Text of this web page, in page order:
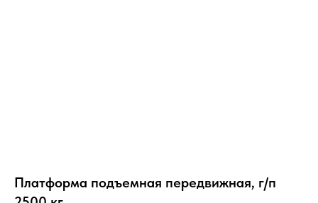
Платформа подъемная передвижная, г/п